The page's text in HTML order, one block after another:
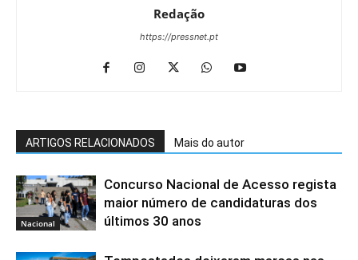
Redação
https://pressnet.pt
ARTIGOS RELACIONADOS Mais do autor
Nacional
Concurso Nacional de Acesso regista
maior número de candidaturas dos
últimos 30 anos